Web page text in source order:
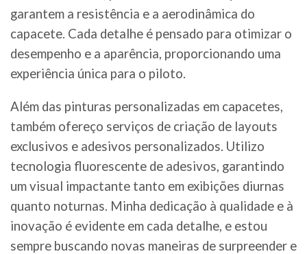
garantem a resistência e a aerodinâmica do
capacete. Cada detalhe é pensado para otimizar o
desempenho e a aparência, proporcionando uma
experiência única para o piloto.
Além das pinturas personalizadas em capacetes,
também ofereço serviços de criação de layouts
exclusivos e adesivos personalizados. Utilizo
tecnologia fluorescente de adesivos, garantindo
um visual impactante tanto em exibições diurnas
quanto noturnas. Minha dedicação à qualidade e à
inovação é evidente em cada detalhe, e estou
sempre buscando novas maneiras de surpreender e